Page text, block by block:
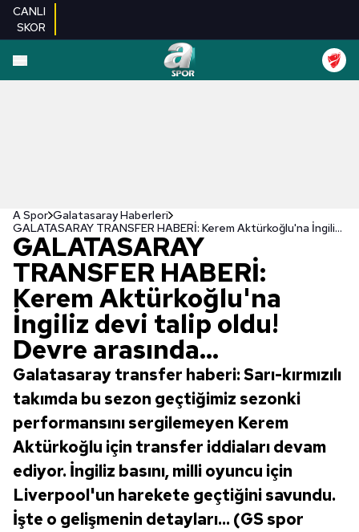
CANLI
SKOR
A Spor Galatasaray Haberleri
GALATASARAY TRANSFER HABERİ: Kerem Aktürkoğlu'na İngiliz devi talip oldu! Devre arasında...
GALATASARAY
TRANSFER HABERİ:
Kerem Aktürkoğlu'na
İngiliz devi talip oldu!
Devre arasında...
Galatasaray transfer haberi: Sarı-kırmızılı
takımda bu sezon geçtiğimiz sezonki
performansını sergilemeyen Kerem
Aktürkoğlu için transfer iddiaları devam
ediyor. İngiliz basını, milli oyuncu için
Liverpool'un harekete geçtiğini savundu.
İşte o gelişmenin detayları... (GS spor